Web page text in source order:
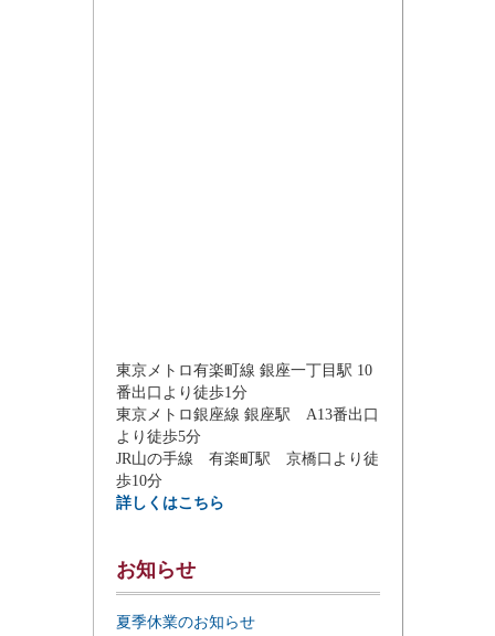
東京メトロ有楽町線 銀座一丁目駅 10
番出口より徒歩1分
東京メトロ銀座線 銀座駅 A13番出口
より徒歩5分
JR山の手線 有楽町駅 京橋口より徒
歩10分
詳しくはこちら
お知らせ
夏季休業のお知らせ